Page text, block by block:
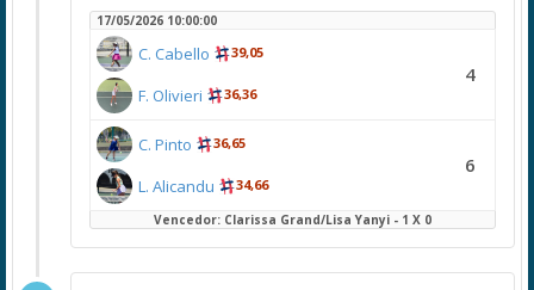
17/05/2026 10:00:00
C. Cabello 39,05
F. Olivieri 36,36
4
C. Pinto 36,65
L. Alicandu 34,66
6
Vencedor: Clarissa Grand/Lisa Yanyi - 1 X 0